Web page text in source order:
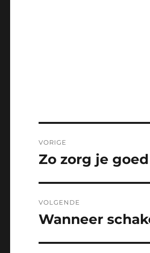
navigatie
VORIGE
Vorig
Zo zorg je
VOLGENDE
Volgend
Wanneer